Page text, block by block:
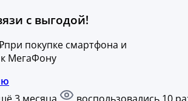
с выгодой!
покупке смартфона и
МегаФону